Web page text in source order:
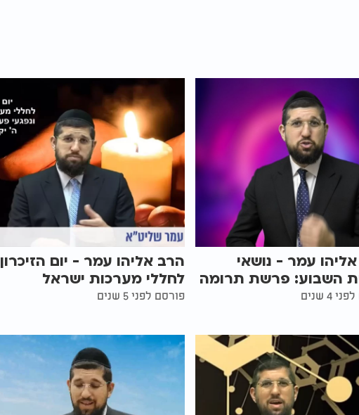
עמר - נושאי
השבוע: פרשת תרומה
4 שנים
הרב אליהו עמר - יום הזיכרון
לחללי מערכות ישראל
פורסם לפני 5 שנים